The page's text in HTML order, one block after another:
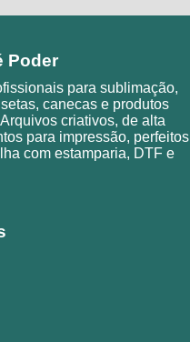
Poder
para sublimação,
canecas e produtos
criativos, de alta
para impressão, perfeitos
com estamparia, DTF e